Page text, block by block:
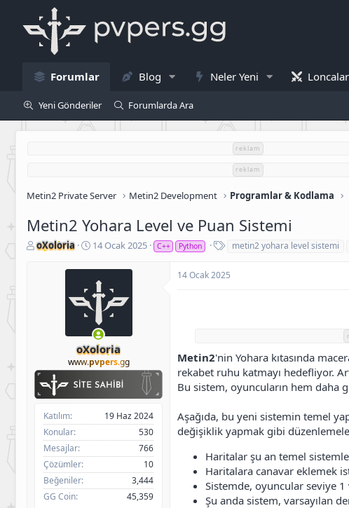
Forumlar Blog Neler Yeni Loncalar
Yeni Gönderiler Forumlarda Ara
reklam
reklam
Metin2 Private Server Metin2 Development Programlar & Kodlama
Metin2 Yohara Level ve Puan Sistemi
K
oXoloria
B
ş
a
n
g
ı
ç
t
a
i
i
14 Ocak 2025 C++ Python
i
metin2 yohara level sistemi
oXoloria
www.pvpers.gg
Katılım
19 Haz 2024
Konular
530
Mesajlar
766
Çözümler
10
Beğeniler
3,444
GG Coin
45,359
14 Ocak 2025
Metin2'nin Yohara kıtasında
rekabet ruhu katmayı hedefliyor.
Bu sistem, oyuncuların hem daha
Aşağıda, bu yeni sistemin temel
değişiklik yapmak gibi
Haritalar şu an temel
Haritalara canavar eklemek
Sistemde, oyuncular seviye
Şu anda sistem, varsayılan